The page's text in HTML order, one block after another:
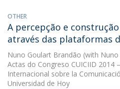
OTHER
A percepção e
através das plataformas
Nuno Goulart Brandão (with
Actas do Congreso CUICIID 2014
Internacional sobre la
Universidad de Hoy